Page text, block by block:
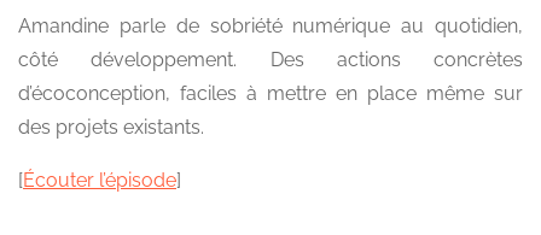
Amandine parle de sobriété numérique au quotidien,
côté développement. Des actions concrètes
d’écoconception, faciles à mettre en place même sur
des projets existants.
[Écouter l’épisode]